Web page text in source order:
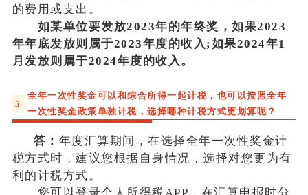
的费用或支出。
如某单位要发放2023年的年终奖，如果2023
年年底发放则属于2023年度的收入;如果2024年1
月发放则属于2024年度的收入。
5
全年一次性奖金可以和综合所得一起计税，也可以按照全年
一次性奖金政策单独计税，选择哪种计税方式更划算呢？
答： 年度汇算期间，在选择全年一次性奖金计
税方式时，建议您根据自身情况，选择对您更为有
利的计税方式。